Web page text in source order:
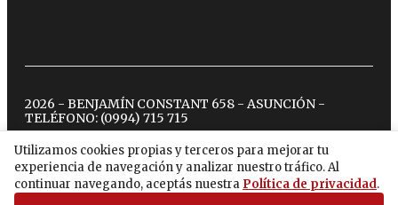
Utilizamos cookies propias y terceros para mejorar tu
experiencia de navegación y analizar nuestro tráfico. Al
continuar navegando, aceptás nuestra Política de privacidad.
2026 - BENJAMÍN CONSTANT 658 - ASUNCIÓN -
TELÉFONO: (0994) 715 715
twitterinstagram
facebook
tiktokyoutubespotify